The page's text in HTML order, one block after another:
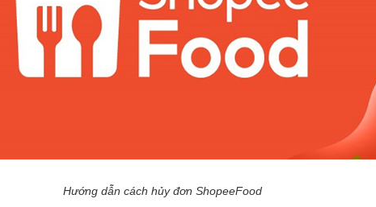
Hướng dẫn cách hủy đơn ShopeeFood